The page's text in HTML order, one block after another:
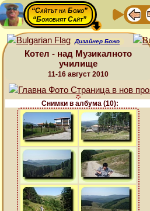
“Сайтът на Божо”
“Божовият Сайт”
Дизайнер Божо
Котел - над Музикалното
училище
11-16 август 2010
Снимки в албума (10):